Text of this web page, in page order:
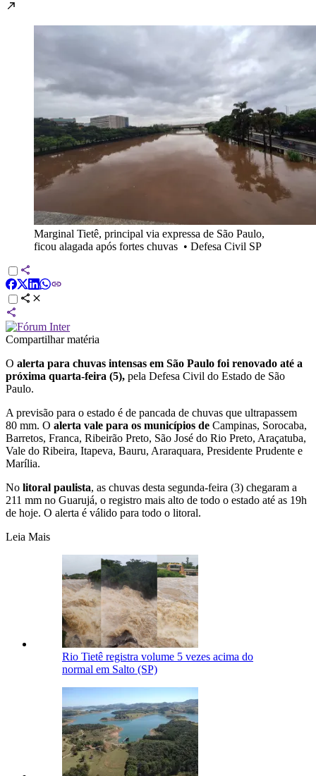
Marginal Tietê, principal via expressa de São Paulo,
ficou alagada após fortes chuvas • Defesa Civil SP
Compartilhar matéria
O alerta para chuvas intensas em São Paulo foi renovado até a
próxima quarta-feira (5), pela Defesa Civil do Estado de São
Paulo.
A previsão para o estado é de pancada de chuvas que ultrapassem
80 mm. O alerta vale para os municípios de Campinas, Sorocaba,
Barretos, Franca, Ribeirão Preto, São José do Rio Preto, Araçatuba,
Vale do Ribeira, Itapeva, Bauru, Araraquara, Presidente Prudente e
Marília.
No litoral paulista, as chuvas desta segunda-feira (3) chegaram a
211 mm no Guarujá, o registro mais alto de todo o estado até as 19h
de hoje. O alerta é válido para todo o litoral.
Leia Mais
Rio Tietê registra volume 5 vezes acima do
normal em Salto (SP)